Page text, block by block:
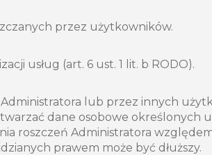
przez użytkowników.
usług (art. 6 ust. 1 lit. b RODO).
lub przez innych
dane osobowe określonych
roszczeń Administratora
prawem może być dłuższy.